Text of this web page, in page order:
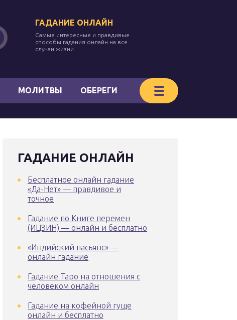
ГАДАНИЕ ОНЛАЙН
Самые интересные и правдивые
способы гадания онлайн на все
случаи жизни
МОЛИТВЫ ОБЕРЕГИ
ГАДАНИЕ ОНЛАЙН
Бесплатное онлайн гадание
«Да-Нет» — правдивое и
точное
Гадание по Книге перемен
(ИЦЗИН) — онлайн и бесплатно
«Индийский пасьянс» —
онлайн гадание
Гадание Таро на отношения с
человеком онлайн
Гадание на кофейной гуще
онлайн и бесплатно